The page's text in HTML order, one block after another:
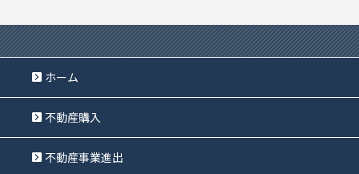
ホーム
不動産購入
不動産事業進出